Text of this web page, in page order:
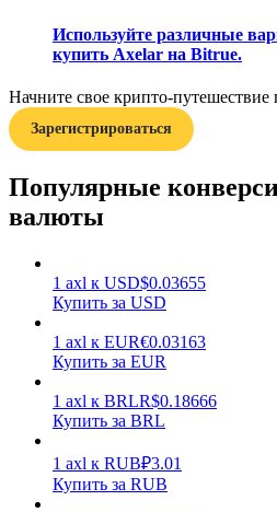
Получайте конкурентные
Используйте различные
купить Axelar на Bitrue.
Начните свое крипто-путешествие
Зарегистрироваться
Популярные
валюты
1 axl к USD$0.03655
Купить за USD
1 axl к EUR€0.03163
Купить за EUR
1 axl к BRLR$0.18666
Купить за BRL
1 axl к RUB₽3.01
Купить за RUB